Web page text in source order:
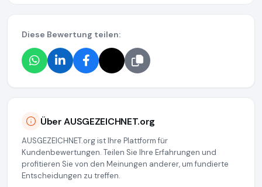
Diese Bewertung teilen:
Über AUSGEZEICHNET.org
AUSGEZEICHNET.org ist Ihre Plattform für
Kundenbewertungen. Teilen Sie Ihre Erfahrungen und
profitieren Sie von den Meinungen anderer, um fundierte
Entscheidungen zu treffen.